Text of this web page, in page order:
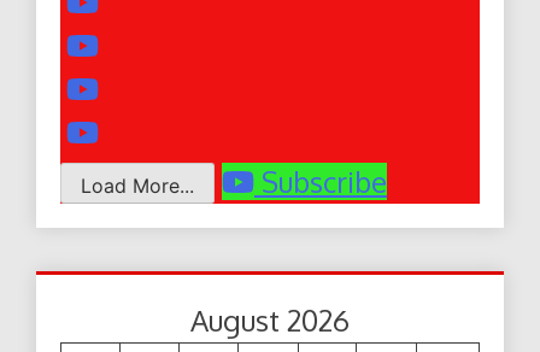
Load More... Subscribe
August 2026